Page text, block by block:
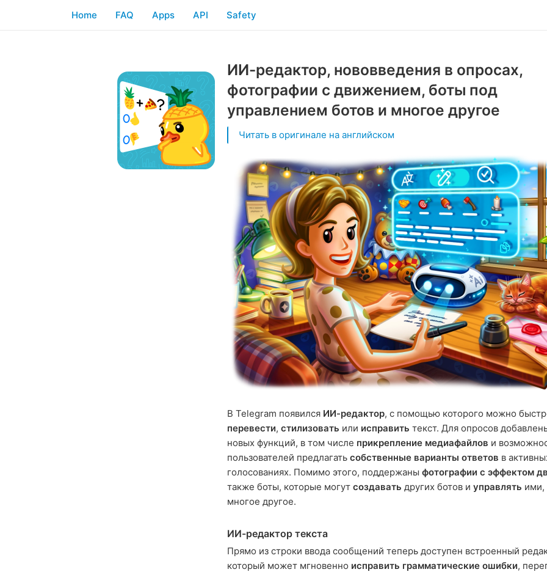
Home FAQ Apps API Safety
ИИ-редактор, нововведения в опросах,
фотографии с движением, боты под
управлением ботов и многое другое
Читать в оригинале на английском
В Telegram появился ИИ-редактор, с помощью которого можно
перевести, стилизовать или исправить текст. Для опросов
новых функций, в том числе прикрепление медиафайлов и
пользователей предлагать собственные варианты ответов в
голосованиях. Помимо этого, поддержаны фотографии с эффектом
также боты, которые могут создавать других ботов и управлять
многое другое.
ИИ-редактор текста
Прямо из строки ввода сообщений теперь доступен встроенный
который может мгновенно исправить грамматические ошибки,